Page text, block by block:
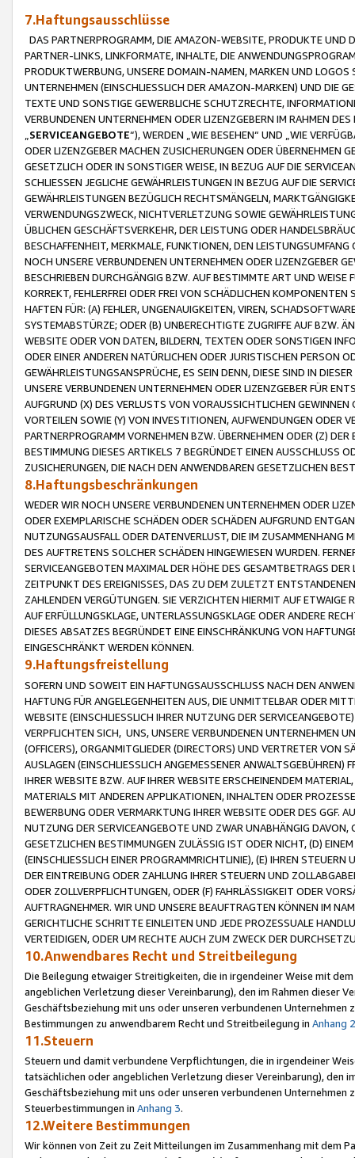
7.Haftungsausschlüsse
DAS PARTNERPROGRAMM, DIE AMAZON-WEBSITE, PRODUKTE UND
PARTNER-LINKS, LINKFORMATE, INHALTE, DIE
PRODUKTWERBUNG, UNSERE DOMAIN-NAMEN, MARKEN UND
UNTERNEHMEN (EINSCHLIESSLICH DER AMAZON-MARKEN) UND DIE
TEXTE UND SONSTIGE GEWERBLICHE SCHUTZRECHTE,
VERBUNDENEN UNTERNEHMEN ODER LIZENZGEBERN IM RAHMEN
SERVICEANGEBOTE“), WERDEN „WIE BESEHEN“ UND „WIE
ODER LIZENZGEBER MACHEN ZUSICHERUNGEN ODER ÜBERNEHMEN
GESETZLICH ODER IN SONSTIGER WEISE, IN BEZUG AUF DIE
SCHLIESSEN JEGLICHE GEWÄHRLEISTUNGEN IN BEZUG AUF DIE
GEWÄHRLEISTUNGEN BEZÜGLICH RECHTSMÄNGELN,
VERWENDUNGSZWECK, NICHTVERLETZUNG SOWIE
ÜBLICHEN GESCHÄFTSVERKEHR, DER LEISTUNG ODER
BESCHAFFENHEIT, MERKMALE, FUNKTIONEN, DEN
NOCH UNSERE VERBUNDENEN UNTERNEHMEN ODER LIZENZGEBER
BESCHRIEBEN DURCHGÄNGIG BZW. AUF BESTIMMTE ART UND
KORREKT, FEHLERFREI ODER FREI VON SCHÄDLICHEN
HAFTEN FÜR: (A) FEHLER, UNGENAUIGKEITEN, VIREN,
SYSTEMABSTÜRZE; ODER (B) UNBERECHTIGTE ZUGRIFFE AUF BZW.
WEBSITE ODER VON DATEN, BILDERN, TEXTEN ODER SONSTIGEN
ODER EINER ANDEREN NATÜRLICHEN ODER JURISTISCHEN PERSON
GEWÄHRLEISTUNGSANSPRÜCHE, ES SEIN DENN, DIESE SIND IN
UNSERE VERBUNDENEN UNTERNEHMEN ODER LIZENZGEBER FÜR
AUFGRUND (X) DES VERLUSTS VON VORAUSSICHTLICHEN
VORTEILEN SOWIE (Y) VON INVESTITIONEN, AUFWENDUNGEN ODER
PARTNERPROGRAMM VORNEHMEN BZW. ÜBERNEHMEN ODER (Z)
BESTIMMUNG DIESES ARTIKELS 7 BEGRÜNDET EINEN AUSSCHLUSS
ZUSICHERUNGEN, DIE NACH DEN ANWENDBAREN GESETZLICHEN
8.Haftungsbeschränkungen
WEDER WIR NOCH UNSERE VERBUNDENEN UNTERNEHMEN ODER
ODER EXEMPLARISCHE SCHÄDEN ODER SCHÄDEN AUFGRUND
NUTZUNGSAUSFALL ODER DATENVERLUST, DIE IM ZUSAMMENHANG
DES AUFTRETENS SOLCHER SCHÄDEN HINGEWIESEN WURDEN.
SERVICEANGEBOTEN MAXIMAL DER HÖHE DES GESAMTBETRAGS
ZEITPUNKT DES EREIGNISSES, DAS ZU DEM ZULETZT
ZAHLENDEN VERGÜTUNGEN. SIE VERZICHTEN HIERMIT AUF
AUF ERFÜLLUNGSKLAGE, UNTERLASSUNGSKLAGE ODER ANDERE
DIESES ABSATZES BEGRÜNDET EINE EINSCHRÄNKUNG VON
EINGESCHRÄNKT WERDEN KÖNNEN.
9.Haftungsfreistellung
SOFERN UND SOWEIT EIN HAFTUNGSAUSSCHLUSS NACH DEN
HAFTUNG FÜR ANGELEGENHEITEN AUS, DIE UNMITTELBAR ODER
WEBSITE (EINSCHLIESSLICH IHRER NUTZUNG DER
VERPFLICHTEN SICH, UNS, UNSERE VERBUNDENEN UNTERNEHMEN
(OFFICERS), ORGANMITGLIEDER (DIRECTORS) UND VERTRETER VON
AUSLAGEN (EINSCHLIESSLICH ANGEMESSENER
IHRER WEBSITE BZW. AUF IHRER WEBSITE ERSCHEINENDEM
MATERIALS MIT ANDEREN APPLIKATIONEN, INHALTEN ODER
BEWERBUNG ODER VERMARKTUNG IHRER WEBSITE ODER DES GGF.
NUTZUNG DER SERVICEANGEBOTE UND ZWAR UNABHÄNGIG
GESETZLICHEN BESTIMMUNGEN ZULÄSSIG IST ODER NICHT, (D)
(EINSCHLIESSLICH EINER PROGRAMMRICHTLINIE), (E) IHREN
DER EINTREIBUNG ODER ZAHLUNG IHRER STEUERN UND
ODER ZOLLVERPFLICHTUNGEN, ODER (F) FAHRLÄSSIGKEIT ODER
AUFTRAGNEHMER. WIR UND UNSERE BEAUFTRAGTEN KÖNNEN IM
GERICHTLICHE SCHRITTE EINLEITEN UND JEDE PROZESSUALE
VERTEIDIGEN, ODER UM RECHTE AUCH ZUM ZWECK DER
10.Anwendbares Recht und Streitbeilegung
Die Beilegung etwaiger Streitigkeiten, die in irgendeiner Weise mit
angeblichen Verletzung dieser Vereinbarung), den im Rahmen dieser
Geschäftsbeziehung mit uns oder unseren verbundenen
Bestimmungen zu anwendbarem Recht und Streitbeilegung in Anhang 2
11.Steuern
Steuern und damit verbundene Verpflichtungen, die in irgendeiner
tatsächlichen oder angeblichen Verletzung dieser Vereinbarung), den
Geschäftsbeziehung mit uns oder unseren verbundenen
Steuerbestimmungen in Anhang 3.
12.Weitere Bestimmungen
Wir können von Zeit zu Zeit Mitteilungen im Zusammenhang mit dem